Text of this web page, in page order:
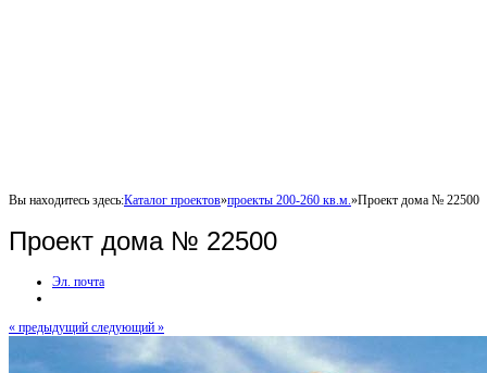
Вы находитесь здесь:Каталог проектов»проекты 200-260 кв.м. »Проект дома № 22500
Проект дома № 22500
Эл. почта
« предыдущий следующий »